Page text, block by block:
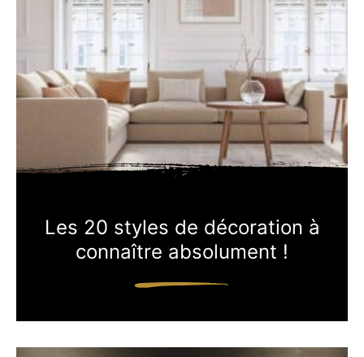
Les 20 styles de décoration à
connaître absolument !